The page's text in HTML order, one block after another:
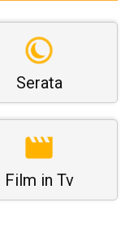
Serata
Film in Tv